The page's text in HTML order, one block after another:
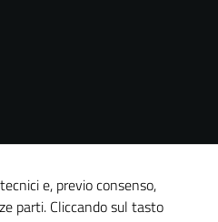
e, previo consenso,
parti. Cliccando sul tasto